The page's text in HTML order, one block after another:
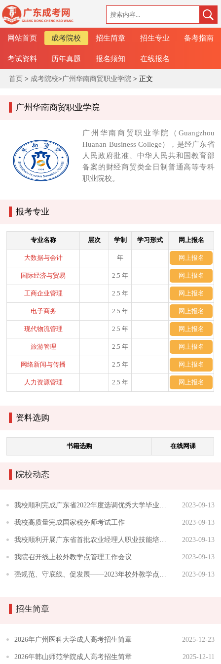
网站首页 成考院校 招生简章 招生专业 备考指南
考试资料 历年真题 报名须知 在线报名
首页> 成考院校> 广州华南商贸职业学院 > 正文
广州华南商贸职业学院
广州华南商贸职业学院（Guangzhou
Huanan Business College），是经广东省
人民政府批准、中华人民共和国教育部
备案的财经商贸类全日制普通高等专科
职业院校。
报考专业
专业名称 层次 学制 学习形式 网上报名
大数据与会计 年 网上报名
国际经济与贸易 2.5 年 网上报名
工商企业管理 2.5 年 网上报名
电子商务 2.5 年 网上报名
现代物流管理 2.5 年 网上报名
旅游管理 2.5 年 网上报名
网络新闻与传播 2.5 年 网上报名
人力资源管理 2.5 年 网上报名
资料选购
书籍选购 在线网课
院校动态
2023-09-13
我校顺利完成广东省2022年度选调优秀大学毕业生考试组织工作
2023-09-13
我校高质量完成国家税务师考试工作
2023-09-13
我校顺利开展广东省首批农业经理人职业技能培训及考试工作
2023-09-13
我院召开线上校外教学点管理工作会议
2023-09-13
强规范、守底线、促发展——2023年校外教学点研讨交流会
招生简章
2025-12-23
2026年广州医科大学成人高考招生简章
2025-12-11
2026年韩山师范学院成人高考招生简章